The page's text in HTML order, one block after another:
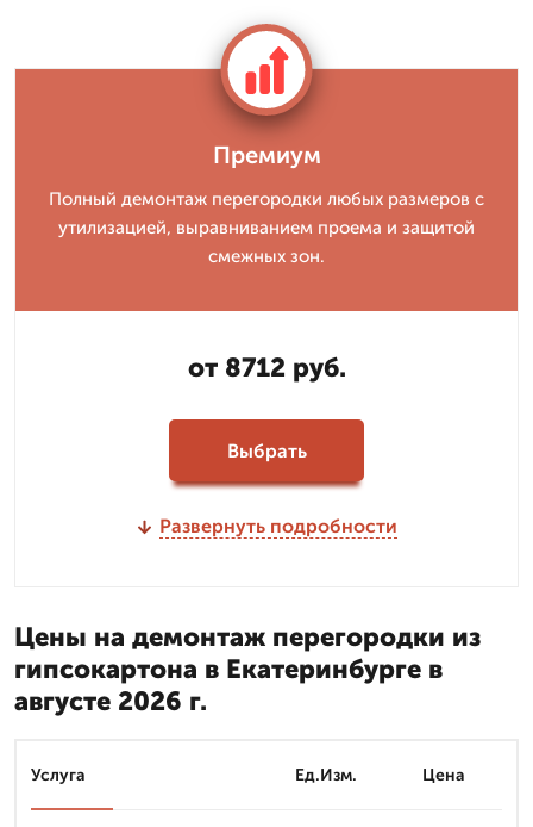
Премиум
Полный демонтаж перегородки любых размеров с
утилизацией, выравниванием проема и защитой
смежных зон.
от 8712 руб.
Выбрать
Развернуть подробности
Цены на демонтаж перегородки из
гипсокартона в Екатеринбурге в
августе 2026 г.
Услуга Ед.Изм. Цена